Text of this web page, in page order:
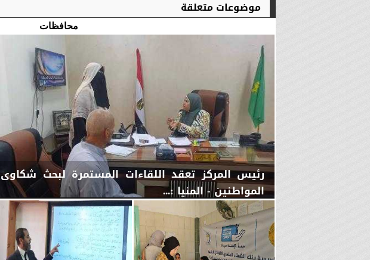
موضوعات متعلقة
محافظات
رئيس المركز تعقد اللقاءات المستمرة لبحث شكاوى
المواطنين - المنيا :...
الثلاثاء، 4 أغسطس 2026 03:00 مـ